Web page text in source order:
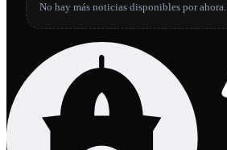
No hay más noticias disponibles por ahora.